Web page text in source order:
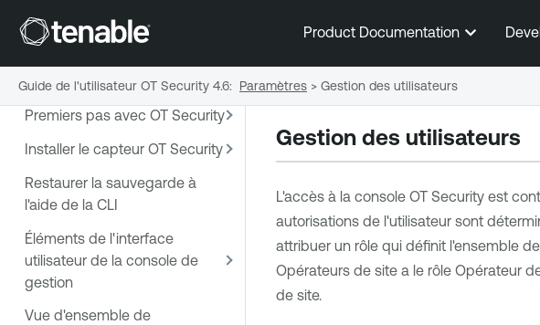
Product Documentation
OT Security
Premiers pas avec OT Security
Installer le capteur OT Security
Restaurer la sauvegarde à
l'aide de la CLI
Éléments de l'interface
utilisateur de la console de
gestion
Vue d'ensemble de
Gestion des utilisateurs
L'accès à la console OT Securityest
autorisations de l'utilisateur sont
attribuer un rôle qui définit l'ensemble
Opérateurs de site a le rôle Opérateur
de site.
Guide de l'utilisateur OT Security 4.6: Paramètres > Gestion des utilisateurs